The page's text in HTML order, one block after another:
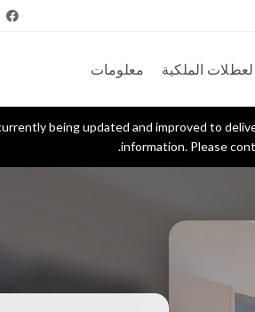
الملكية معلومات
being updated and improved to
information. Please